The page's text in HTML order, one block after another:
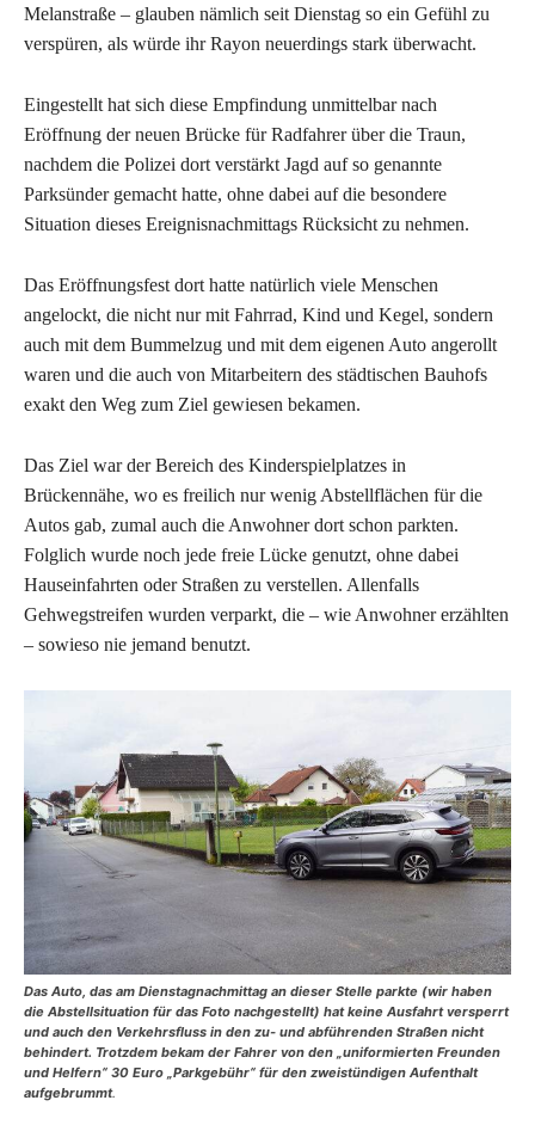
Melanstraße – glauben nämlich seit Dienstag so ein Gefühl zu
verspüren, als würde ihr Rayon neuerdings stark überwacht.
Eingestellt hat sich diese Empfindung unmittelbar nach
Eröffnung der neuen Brücke für Radfahrer über die Traun,
nachdem die Polizei dort verstärkt Jagd auf so genannte
Parksünder gemacht hatte, ohne dabei auf die besondere
Situation dieses Ereignisnachmittags Rücksicht zu nehmen.
Das Eröffnungsfest dort hatte natürlich viele Menschen
angelockt, die nicht nur mit Fahrrad, Kind und Kegel, sondern
auch mit dem Bummelzug und mit dem eigenen Auto angerollt
waren und die auch von Mitarbeitern des städtischen Bauhofs
exakt den Weg zum Ziel gewiesen bekamen.
Das Ziel war der Bereich des Kinderspielplatzes in
Brückennähe, wo es freilich nur wenig Abstellflächen für die
Autos gab, zumal auch die Anwohner dort schon parkten.
Folglich wurde noch jede freie Lücke genutzt, ohne dabei
Hauseinfahrten oder Straßen zu verstellen. Allenfalls
Gehwegstreifen wurden verparkt, die – wie Anwohner erzählten
– sowieso nie jemand benutzt.
Das Auto, das am Dienstagnachmittag an dieser Stelle parkte (wir haben
die Abstellsituation für das Foto nachgestellt) hat keine Ausfahrt versperrt
und auch den Verkehrsfluss in den zu- und abführenden Straßen nicht
behindert. Trotzdem bekam der Fahrer von den „uniformierten Freunden
und Helfern“ 30 Euro „Parkgebühr“ für den zweistündigen Aufenthalt
aufgebrummt.